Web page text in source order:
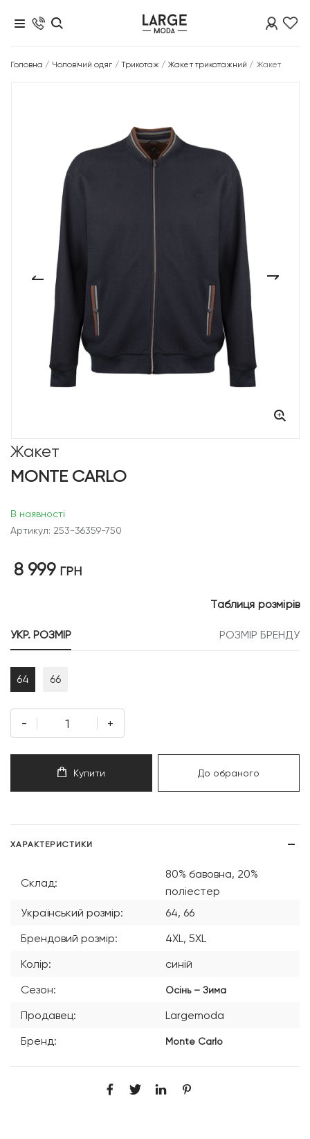
Головна / Чоловічий одяг / Трикотаж / Жакет трикотажний / Жакет
Жакет
MONTE CARLO
В наявності
Артикул: 253-36359-750
8 999 ГРН
УКР. РОЗМІР РОЗМІР БРЕНДУ
Таблиця розмірів
64 66
- +
Купити До обраного
ХАРАКТЕРИСТИКИ
Склад:
80% бавовна, 20%
поліестер
Український розмір:
64, 66
Брендовий розмір:
4XL, 5XL
Колір:
синій
Сезон:
Осінь – Зима
Продавец:
Largemoda
Бренд:
Monte Carlo